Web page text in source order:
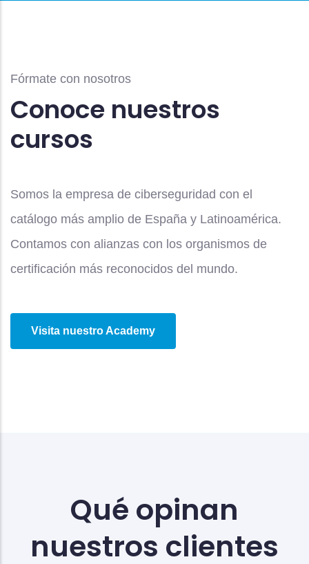
Fórmate con nosotros
Conoce nuestros
cursos
Somos la empresa de ciberseguridad con el
catálogo más amplio de España y Latinoamérica.
Contamos con alianzas con los organismos de
certificación más reconocidos del mundo.
Visita nuestro Academy
Qué opinan
nuestros clientes